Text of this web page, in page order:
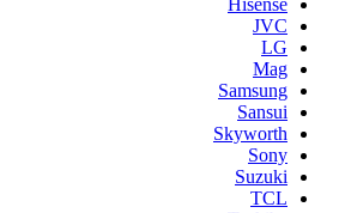
Hisense
JVC
LG
Mag
Samsung
Sansui
Skyworth
Sony
Suzuki
TCL